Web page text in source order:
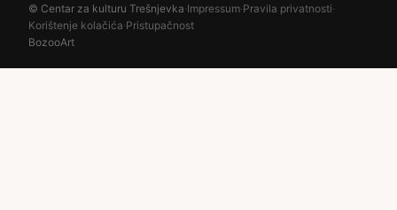
© Centar za kulturu Trešnjevka·Impressum·Pravila privatnosti·
Korištenje kolačića·Pristupačnost
BozooArt